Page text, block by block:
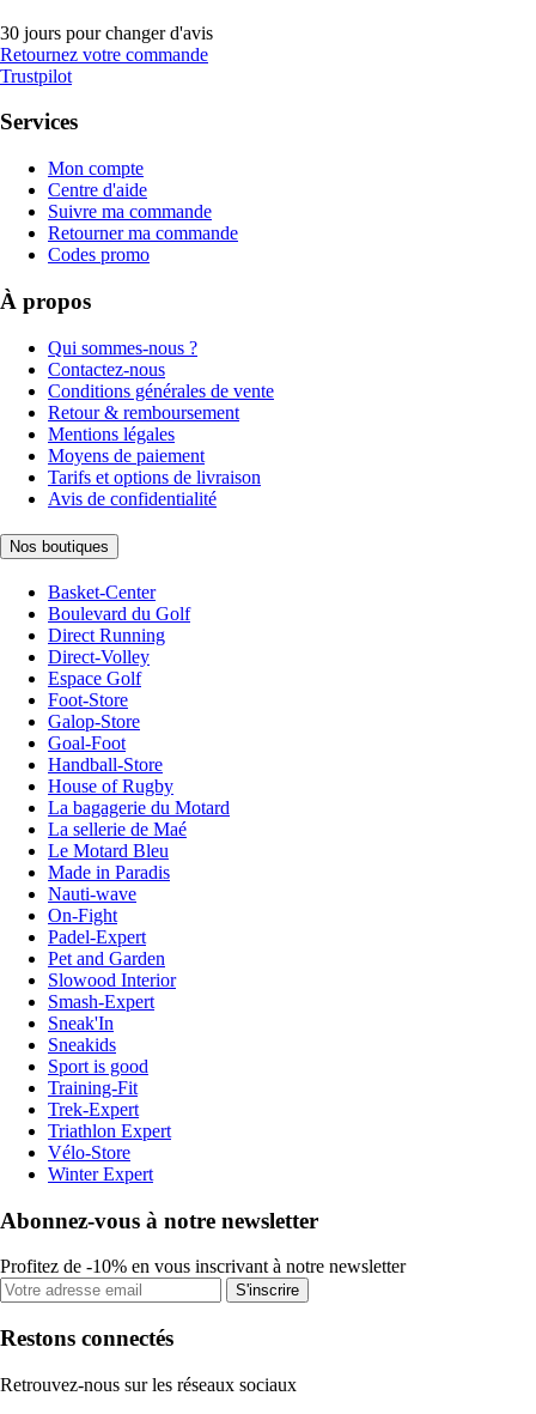
30 jours pour changer d'avis
Retournez votre commande
Trustpilot
Services
Mon compte
Centre d'aide
Suivre ma commande
Retourner ma commande
Codes promo
À propos
Qui sommes-nous ?
Contactez-nous
Conditions générales de vente
Retour & remboursement
Mentions légales
Moyens de paiement
Tarifs et options de livraison
Avis de confidentialité
Nos boutiques
Basket-Center
Boulevard du Golf
Direct Running
Direct-Volley
Espace Golf
Foot-Store
Galop-Store
Goal-Foot
Handball-Store
House of Rugby
La bagagerie du Motard
La sellerie de Maé
Le Motard Bleu
Made in Paradis
Nauti-wave
On-Fight
Padel-Expert
Pet and Garden
Slowood Interior
Smash-Expert
Sneak'In
Sneakids
Sport is good
Training-Fit
Trek-Expert
Triathlon Expert
Vélo-Store
Winter Expert
Abonnez-vous à notre newsletter
Profitez de -10% en vous inscrivant à notre newsletter
S'inscrire
Restons connectés
Retrouvez-nous sur les réseaux sociaux